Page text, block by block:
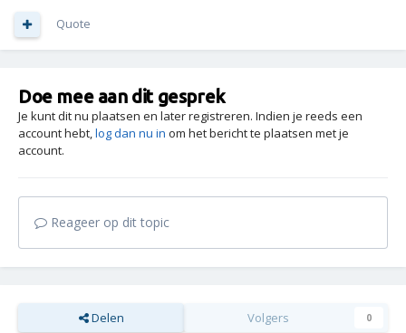
Quote
Doe mee aan dit gesprek
Je kunt dit nu plaatsen en later registreren. Indien je reeds een
account hebt,log dan nu in om het bericht te plaatsen met je
account.
Reageer op dit topic
Delen Volgers 0